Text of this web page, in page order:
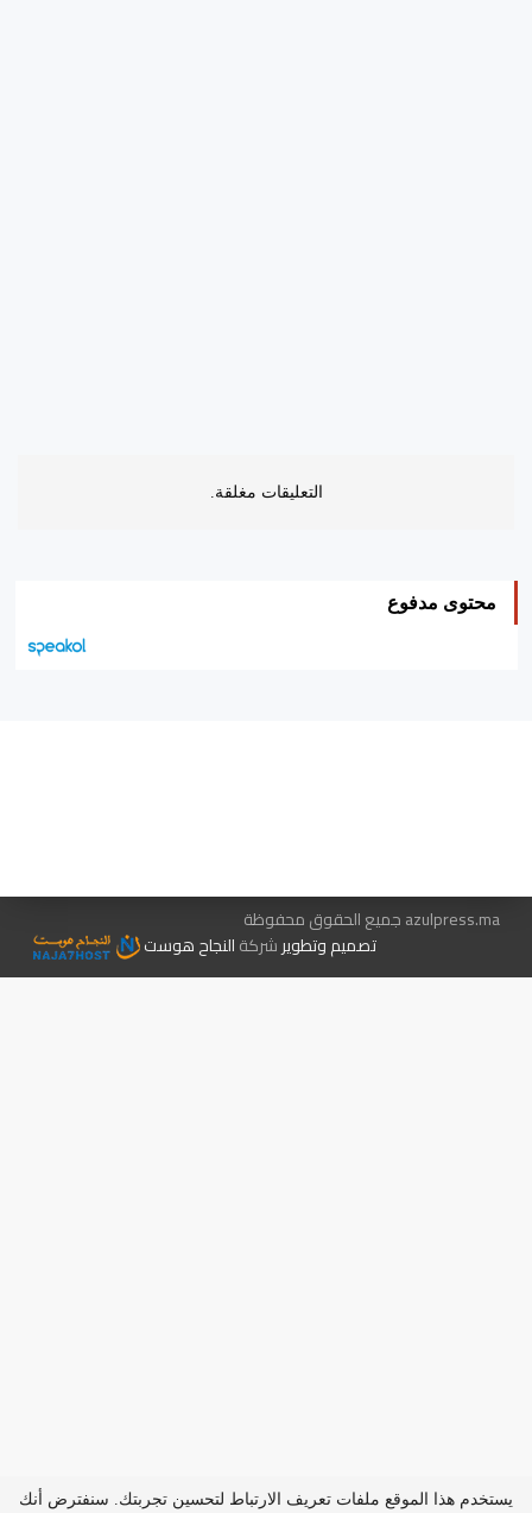
التعليقات مغلقة.
محتوى مدفوع
azulpress.ma جميع الحقوق محفوظة
تصميم وتطويرشركةالنجاح هوست
يستخدم هذا الموقع ملفات تعريف الارتباط لتحسين تجربتك. سنفترض أنك